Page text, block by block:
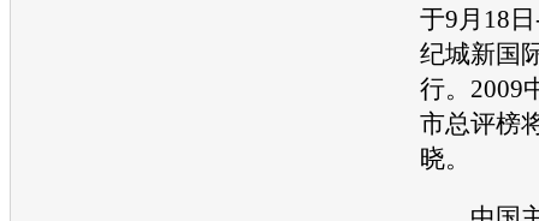
于9月18
纪城新国
行。2009
市总评榜
晓。